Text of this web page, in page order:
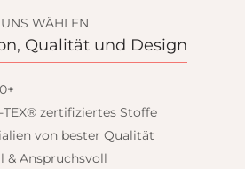
WÄHLEN
Qualität und Design
TEX® zertifiziertes Stoffe
von bester Qualität
& Anspruchsvoll